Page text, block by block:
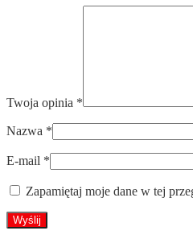
Twoja opinia *
Nazwa *
E-mail *
Zapamiętaj moje dane w tej